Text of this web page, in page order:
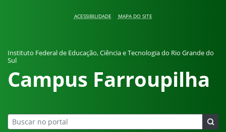
ACESSIBILIDADE MAPA DO SITE
Instituto Federal de Educação, Ciência e Tecnologia do Rio Grande do
Sul
Campus Farroupilha